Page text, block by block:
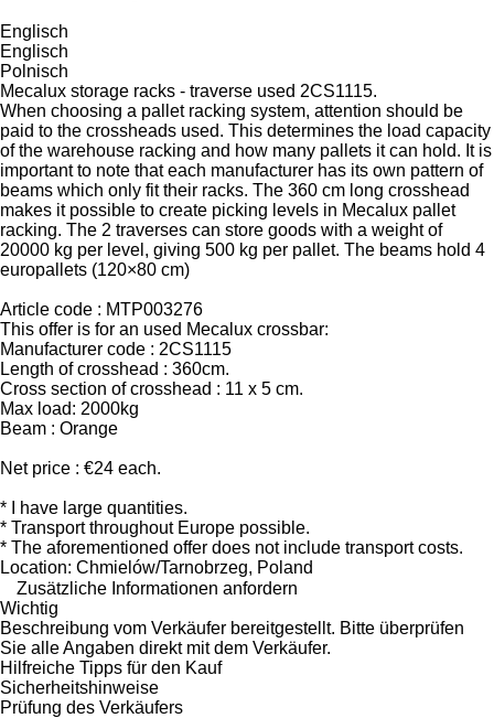
Englisch
Englisch
Polnisch
Mecalux storage racks - traverse used 2CS1115.
When choosing a pallet racking system, attention should be
paid to the crossheads used. This determines the load capacity
of the warehouse racking and how many pallets it can hold. It is
important to note that each manufacturer has its own pattern of
beams which only fit their racks. The 360 cm long crosshead
makes it possible to create picking levels in Mecalux pallet
racking. The 2 traverses can store goods with a weight of
20000 kg per level, giving 500 kg per pallet. The beams hold 4
europallets (120×80 cm)
Article code : MTP003276
This offer is for an used Mecalux crossbar:
Manufacturer code : 2CS1115
Length of crosshead : 360cm.
Cross section of crosshead : 11 x 5 cm.
Max load: 2000kg
Beam : Orange
Net price : €24 each.
* I have large quantities.
* Transport throughout Europe possible.
* The aforementioned offer does not include transport costs.
Location: Chmielów/Tarnobrzeg, Poland
Zusätzliche Informationen anfordern
Wichtig
Beschreibung vom Verkäufer bereitgestellt. Bitte überprüfen
Sie alle Angaben direkt mit dem Verkäufer.
Hilfreiche Tipps für den Kauf
Sicherheitshinweise
Prüfung des Verkäufers